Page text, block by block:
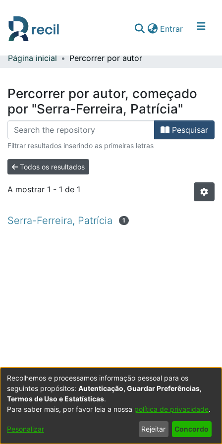
Entrar(current)
Comunidades & Coleções
Página inicial Percorrer por autor
Percorrer por autor, começado
por "Serra-Ferreira, Patrícia"
Pesquisar
Filtrar resultados inserindo as primeiras letras
Todos os resultados
A mostrar 1 - 1 de 1
Serra-Ferreira, Patrícia 1
Powered by DSpace Copyright © 2003-2026LYRASIS
Configurações
Política de
Privacidade
Termos
de Uso
Contacte-
nos
Recolhemos e processamos informação pessoal para os
seguintes propósitos: Autenticação, Guardar Preferências,
Termos de Uso e Estatísticas.
Para saber mais, por favor leia a nossa política de privacidade.
Pesonalizar Rejeitar Concordo